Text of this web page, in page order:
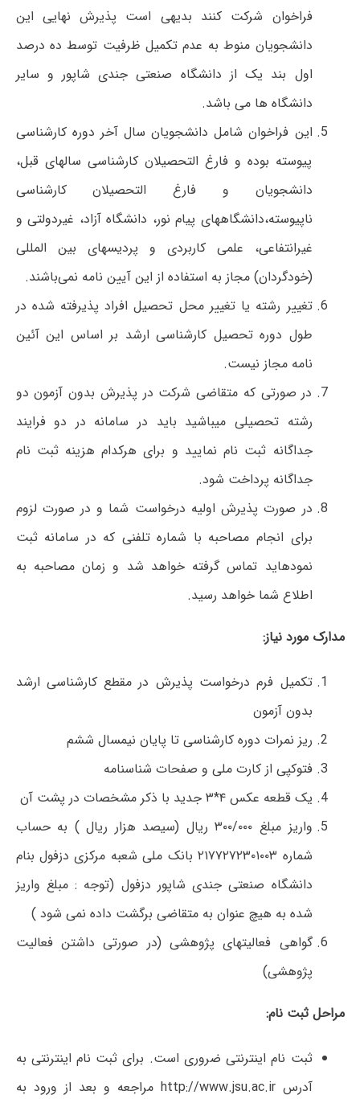
فراخوان شرکت کنند بدیهی است پذیرش نهایی این
دانشجویان منوط به عدم تکمیل ظرفیت توسط ده درصد
اول بند یک از دانشگاه صنعتی جندی شاپور و سایر
دانشگاه ها می باشد.
این فراخوان شامل دانشجویان سال آخر دوره کارشناسی
پیوسته بوده و فارغ التحصیلان کارشناسی سالهای قبل،
دانشجویان و فارغ التحصیلان کارشناسی
ناپیوسته،دانشگاههای پیام نور، دانشگاه آزاد، غیردولتی و
غیرانتفاعی، علمی کاربردی و پردیس­های بین المللی
(خودگردان) مجاز به استفاده از این آیین نامه نمی­‌باشند.
تغییر رشته یا تغییر محل تحصیل افراد پذیرفته شده در
طول دوره تحصیل کارشناسی ارشد بر اساس این آئین
نامه مجاز نیست.
در صورتی که متقاضی شرکت در پذیرش بدون آزمون دو
رشته تحصیلی می­باشید باید در سامانه در دو فرایند
جداگانه ثبت نام نمایید و برای هرکدام هزینه ثبت نام
جداگانه پرداخت شود.
در صورت پذیرش اولیه درخواست شما و در صورت لزوم
برای انجام مصاحبه با شماره تلفنی که در سامانه ثبت
نموده­اید تماس گرفته خواهد شد و زمان مصاحبه به
اطلاع شما خواهد رسید.
مدارک مورد نیاز:
تکمیل فرم درخواست پذیرش در مقطع کارشناسی ارشد
بدون آزمون
ریز نمرات دوره کارشناسی تا پایان نیمسال ششم
فتوکپی از کارت ملی و صفحات شناسنامه
یک قطعه عکس ۴*۳ جدید با ذکر مشخصات در پشت آن
واریز مبلغ ۳۰۰/۰۰۰ ریال (سیصد هزار ریال ) به حساب
شماره ۲۱۷۷۲۷۲۳۰۱۰۰۳ بانک ملی شعبه مرکزی دزفول بنام
دانشگاه صنعتی جندی شاپور دزفول (توجه : مبلغ واریز
شده به هیچ عنوان به متقاضی برگشت داده نمی شود )
گواهی فعالیت­های پژوهشی (در صورتی داشتن فعالیت
پژوهشی)
مراحل ثبت نام:
ثبت نام اینترنتی ضروری است. برای ثبت نام اینترنتی به
آدرس http://www.jsu.ac.ir مراجعه و بعد از ورود به